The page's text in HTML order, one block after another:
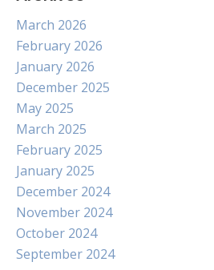
March 2026
February 2026
January 2026
December 2025
May 2025
March 2025
February 2025
January 2025
December 2024
November 2024
October 2024
September 2024